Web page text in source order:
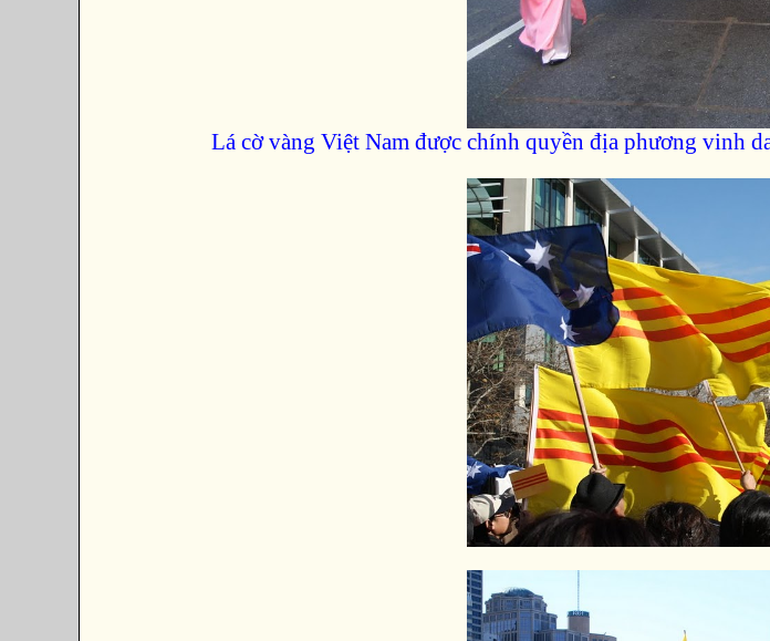
Lá cờ vàng Việt Nam được chính quyền địa phương vinh